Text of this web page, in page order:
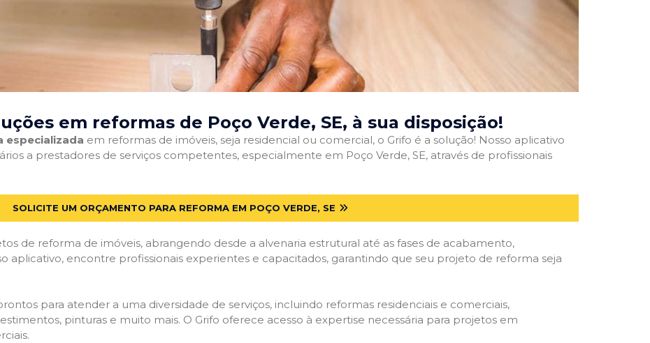
em reformas de Poço Verde, SE, à sua disposição!
especializada em reformas de imóveis, seja residencial ou comercial, o Grifo é a solução! Nosso aplicativo
a prestadores de serviços competentes, especialmente em Poço Verde, SE, através de profissionais
SOLICITE UM ORÇAMENTO PARA REFORMA EM POÇO VERDE, SE
de reforma de imóveis, abrangendo desde a alvenaria estrutural até as fases de acabamento,
aplicativo, encontre profissionais experientes e capacitados, garantindo que seu projeto de reforma seja
para atender a uma diversidade de serviços, incluindo reformas residenciais e comerciais,
pinturas e muito mais. O Grifo oferece acesso à expertise necessária para projetos em